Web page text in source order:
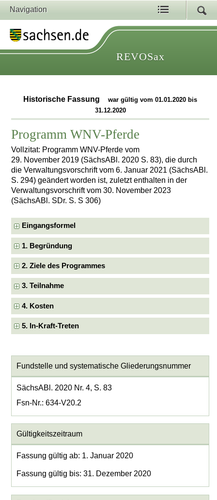
Navigation
REVOSax
Historische Fassung
war gültig vom 01.01.2020 bis
31.12.2020
Programm WNV-Pferde
Vollzitat: Programm WNV-Pferde vom
29. November 2019 (SächsABl. 2020 S. 83), die durch
die Verwaltungsvorschrift vom 6. Januar 2021 (SächsABl.
S. 294) geändert worden ist, zuletzt enthalten in der
Verwaltungsvorschrift vom 30. November 2023
(SächsABl. SDr. S. S 306)
Eingangsformel
1. Begründung
2. Ziele des Programmes
3. Teilnahme
4. Kosten
5. In-Kraft-Treten
Fundstelle und systematische Gliederungsnummer
SächsABl. 2020 Nr. 4, S. 83
Fsn-Nr.: 634-V20.2
Gültigkeitszeitraum
Fassung gültig ab: 1. Januar 2020
Fassung gültig bis: 31. Dezember 2020